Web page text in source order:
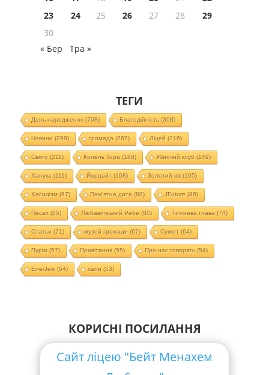
23
24 25 26 27 28
29
30
« Бер
Тра »
ТЕГИ
День народження(708) Благодійність (308)
Новини (299) громада (267) Ліцей (216)
Свято (211) Колель Тора (188) Жіночий клуб (149)
Ханука (111) Йорцайт (108) Золотий вік(105)
Хасидізм (97) Пам'ятна дата (88) JFuture (88)
Песах(85) Любавичський Ребе (80) Тижнева глава (74)
Статьи (71) музей громади (67) Суккот (64)
Пурім (57) Привітання(55) Про нас говорять (54)
EnerJew(54) хали (53)
КОРИСНІ ПОСИЛАННЯ
Сайт ліцею "Бейт Менахем